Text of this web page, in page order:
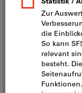
Bild zum